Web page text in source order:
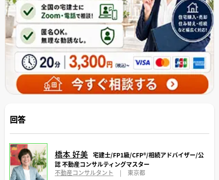
回答
橋本 好美 宅建士/FP1級/CFP®️/相続アドバイザー/公
認 不動産コンサルティングマスター
不動産コンサルタント
| 東京都